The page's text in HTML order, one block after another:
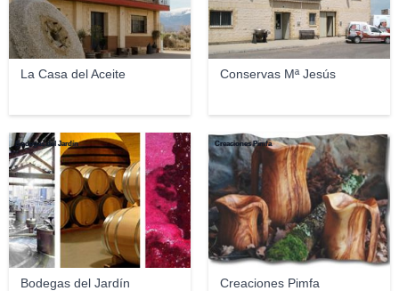
La Casa del Aceite Conservas Mª Jesús
Bodegas del Jardín
Bodegas del Jardín
Creaciones Pimfa
Creaciones Pimfa